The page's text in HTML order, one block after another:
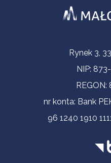
Informacje kontaktowe
Rynek 3,
NIP:
REGON:
nr konta: Bank
96 1240 1910